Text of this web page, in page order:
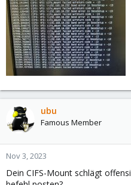
ubu
Famous Member
Nov 3, 2023
Dein CIFS-Mount schlägt